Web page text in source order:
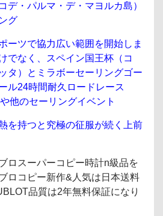
デ・パルマ・デ・マヨルカ島）
グ
ーツで協力広い範囲を開始しま
でなく、スペイン国王杯（コ
タ）とミラボーセーリングゴー
ル24時間耐久ロードレース
他のセーリングイベント
を持つと究極の征服が続く上前
ロスーパーコピー時計n級品を
ロコピー新作&人気は日本送料
品質は2年無料保証になり